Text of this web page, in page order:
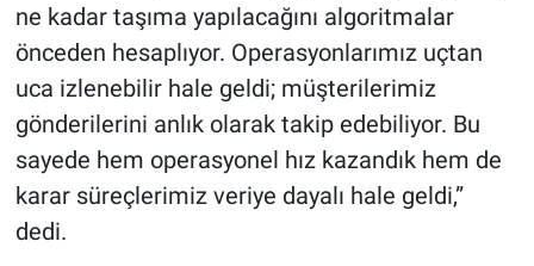
ne kadar taşıma yapılacağını algoritmalar
önceden hesaplıyor. Operasyonlarımız uçtan
uca izlenebilir hale geldi; müşterilerimiz
gönderilerini anlık olarak takip edebiliyor. Bu
sayede hem operasyonel hız kazandık hem de
karar süreçlerimiz veriye dayalı hale geldi,”
dedi.